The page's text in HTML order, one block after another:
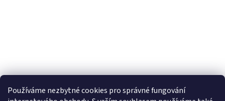
Používáme nezbytné cookies pro správné fungování